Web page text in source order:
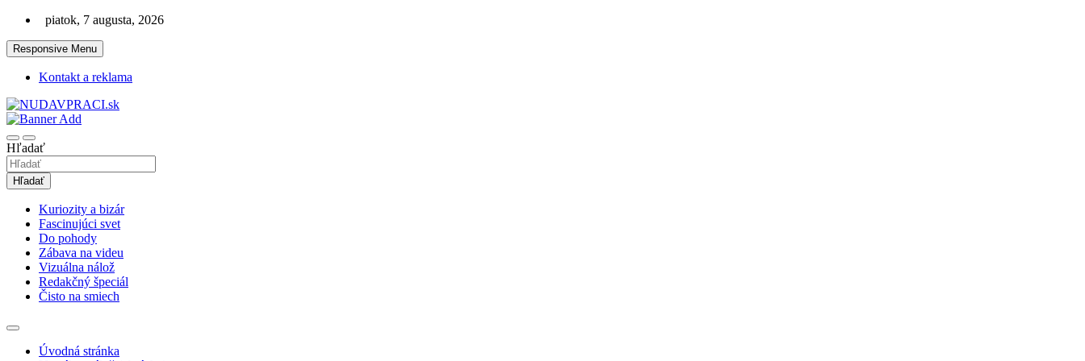
Skip
content
piatok, 7 augusta, 2026
Responsive Menu
Kontakt a reklama
nudaVpráci.sk
Hľadať
Hľadať
Kuriozity a bizár
Fascinujúci svet
Do pohody
Zábava na videu
Vizuálna nálož
Redakčný špeciál
Čisto na smiech
Úvodná stránka